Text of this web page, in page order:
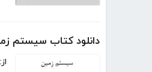
دانلود کتاب سیستم
از: